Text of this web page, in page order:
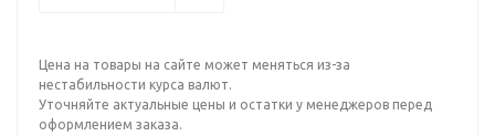
Цена на товары на сайте может меняться из-за
нестабильности курса валют.
Уточняйте актуальные цены и остатки у менеджеров перед
оформлением заказа.